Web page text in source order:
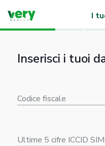
I
Inserisci i tuoi
Codice fiscale
Ultime 5 cifre ICCID